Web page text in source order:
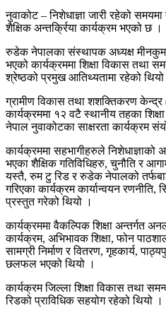
नुवाकोट – निशेधाज्ञा जारी रहेको
शैक्षिक अन्तर्क्रिया कार्यक्रम भएको छ ।
रुडेक नेपालका संस्थापक अध्यक्ष
भएको कार्यक्रममा शिक्षा विकास तथा
श्रेष्ठको प्रमुख आतिथ्यतामा रहेको
ग्रामीण विकास तथा शशक्तिकरण
कार्यक्रममा १२ वटै स्थानीय तहका
नेपाल नुवाकोटका साक्षरता कार्यक्रम
कार्यक्रममा सहभागीहरुले निशेधाज्ञाको
भएका शैक्षिक गतिविधिहरु, चुनौति र
यस्तै, रुम टु रिड र रुडेक नेपालको
गरिएका कार्यक्रम कार्यान्वयन रणनीति,
प्रस्तुत गरेको थियो ।
कार्यक्रममा वैकल्पिक शिक्षा अन्तर्गत
कार्यक्रम, अभिभावक शिक्षा, फोन
सामग्री निर्माण र वितरण, गृहकार्य,
छलफल भएको थियो ।
कार्यक्रम जिल्ला शिक्षा विकास तथा
रिडको प्राविधिक सहयोग रहेको थियो ।